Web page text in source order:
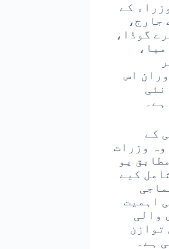
کے
جارج،
گوڈا،
اس
نئی
کے
وہ وزرات
یو
کیے
اہمیت
والی
توازن
ہے۔